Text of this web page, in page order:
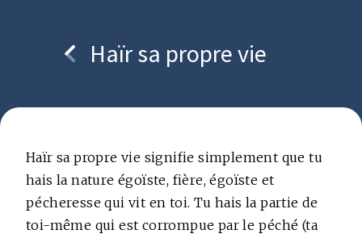
Haïr sa propre vie
Haïr sa propre vie signifie simplement que tu
hais la nature égoïste, fière, égoïste et
pécheresse qui vit en toi. Tu hais la partie de
toi-même qui est corrompue par le péché (ta